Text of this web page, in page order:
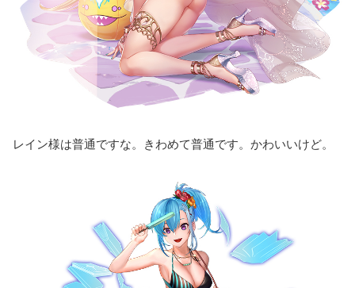
レイン様は普通ですな。きわめて普通です。かわいいけど。